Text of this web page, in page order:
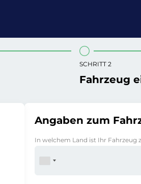
SCHRITT 2
Fahrzeug
Angaben zum
In welchem Land ist Ihr Fahrzeug